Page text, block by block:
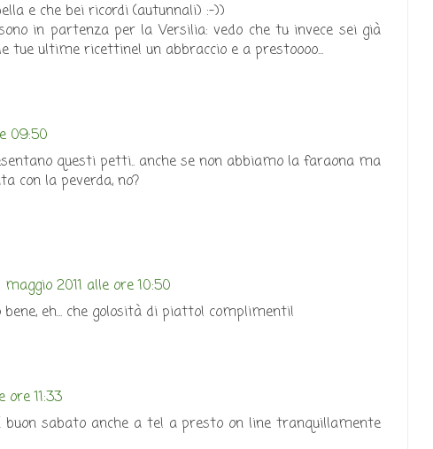
e che bei ricordi (autunnali) :-))
in partenza per la Versilia: vedo che tu invece sei già
tue ultime ricettine! un abbraccio e a prestoooo...
09:50
questi petti.. anche se non abbiamo la faraona ma
con la peverda, no?
2011 alle ore 10:50
eh... che golosità di piatto! complimenti!
ore 11:33
buon sabato anche a te! a presto on line tranquillamente